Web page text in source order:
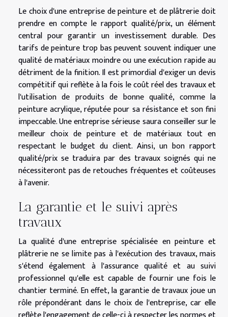
Le choix d'une entreprise de peinture et de plâtrerie doit
prendre en compte le rapport qualité/prix, un élément
central pour garantir un investissement durable. Des
tarifs de peinture trop bas peuvent souvent indiquer une
qualité de matériaux moindre ou une exécution rapide au
détriment de la finition. Il est primordial d'exiger un devis
compétitif qui reflète à la fois le coût réel des travaux et
l'utilisation de produits de bonne qualité, comme la
peinture acrylique, réputée pour sa résistance et son fini
impeccable. Une entreprise sérieuse saura conseiller sur le
meilleur choix de peinture et de matériaux tout en
respectant le budget du client. Ainsi, un bon rapport
qualité/prix se traduira par des travaux soignés qui ne
nécessiteront pas de retouches fréquentes et coûteuses
à l'avenir.
La garantie et le suivi après
travaux
La qualité d'une entreprise spécialisée en peinture et
plâtrerie ne se limite pas à l'exécution des travaux, mais
s'étend également à l'assurance qualité et au suivi
professionnel qu'elle est capable de fournir une fois le
chantier terminé. En effet, la garantie de travaux joue un
rôle prépondérant dans le choix de l'entreprise, car elle